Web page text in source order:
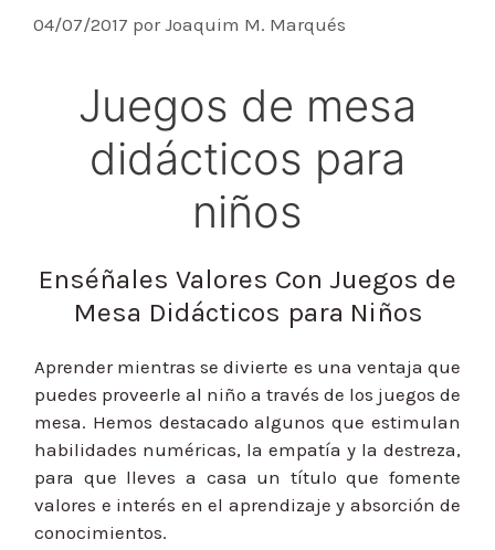
04/07/2017 porJoaquim M. Marqués
Juegos de mesa
didácticos para
niños
Enséñales Valores Con Juegos de
Mesa Didácticos para Niños
Aprender mientras se divierte es una ventaja que
puedes proveerle al niño a través de los juegos de
mesa. Hemos destacado algunos que estimulan
habilidades numéricas, la empatía y la destreza,
para que lleves a casa un título que fomente
valores e interés en el aprendizaje y absorción de
conocimientos.